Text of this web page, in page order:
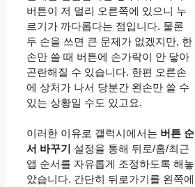
버튼이 저 멀리 오른쪽에 있으니 누
르기가 까다롭다는 점입니다. 물론
두 손을 쓰면 큰 문제가 없겠지만, 한
손만 쓸 때 버튼에 손가락이 안 닿아
곤란해질 수 있습니다. 한편 오른손
에 상처가 나서 당분간 왼손만 쓸 수
있는 상황일 수도 있고요.
이러한 이유로 갤럭시에서는 버튼 순
서 바꾸기 설정을 통해 뒤로/홈/최근
앱 순서를 자유롭게 조정하도록 해놓
았습니다. 간단히 뒤로가기를 왼쪽에